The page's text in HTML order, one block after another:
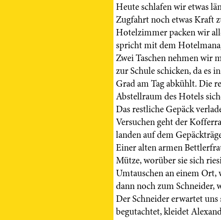
Heute schlafen wir etwas
Zugfahrt noch etwas Kraft
Hotelzimmer packen wir
spricht mit dem
Zwei Taschen nehmen wir
zur Schule schicken, da es
Grad am Tag abkühlt. Die
Abstellraum des Hotels
Das restliche Gepäck
Versuchen geht der
landen auf dem
Einer alten armen
Mütze, worüber sie sich
Umtauschen an einem
dann noch zum Schneider,
Der Schneider erwartet
begutachtet, kleidet